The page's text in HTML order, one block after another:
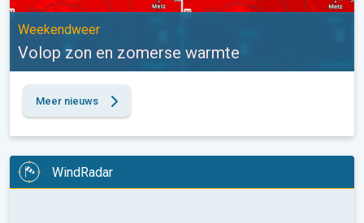
Weekendweer
Volop zon en zomerse warmte
Meer nieuws
WindRadar